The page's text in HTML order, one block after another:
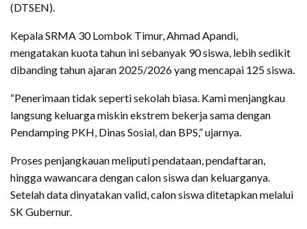
(DTSEN).
Kepala SRMA 30 Lombok Timur, Ahmad Apandi,
mengatakan kuota tahun ini sebanyak 90 siswa, lebih sedikit
dibanding tahun ajaran 2025/2026 yang mencapai 125 siswa.
“Penerimaan tidak seperti sekolah biasa. Kami menjangkau
langsung keluarga miskin ekstrem bekerja sama dengan
Pendamping PKH, Dinas Sosial, dan BPS,” ujarnya.
Proses penjangkauan meliputi pendataan, pendaftaran,
hingga wawancara dengan calon siswa dan keluarganya.
Setelah data dinyatakan valid, calon siswa ditetapkan melalui
SK Gubernur.